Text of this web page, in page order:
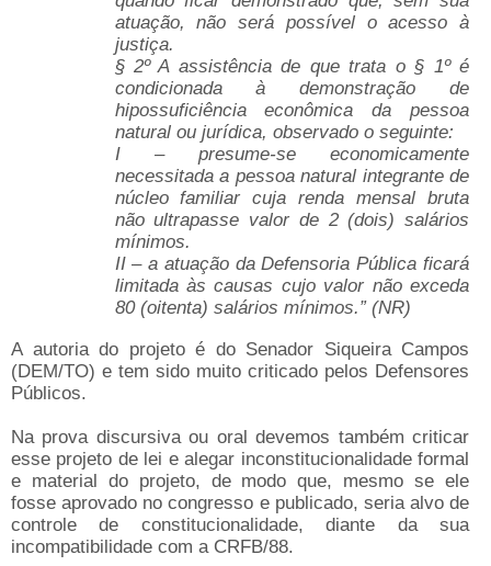
atuação, não será possível o acesso à
justiça.
§ 2º A assistência de que trata o § 1º é
condicionada à demonstração de
hipossuficiência econômica da pessoa
natural ou jurídica, observado o seguinte:
I – presume-se economicamente
necessitada a pessoa natural integrante de
núcleo familiar cuja renda mensal bruta
não ultrapasse valor de 2 (dois) salários
mínimos.
II – a atuação da Defensoria Pública ficará
limitada às causas cujo valor não exceda
80 (oitenta) salários mínimos.” (NR)
A autoria do projeto é do Senador Siqueira Campos
(DEM/TO) e tem sido muito criticado pelos Defensores
Públicos.
Na prova discursiva ou oral devemos também criticar
esse projeto de lei e alegar inconstitucionalidade formal
e material do projeto, de modo que, mesmo se ele
fosse aprovado no congresso e publicado, seria alvo de
controle de constitucionalidade, diante da sua
incompatibilidade com a CRFB/88.